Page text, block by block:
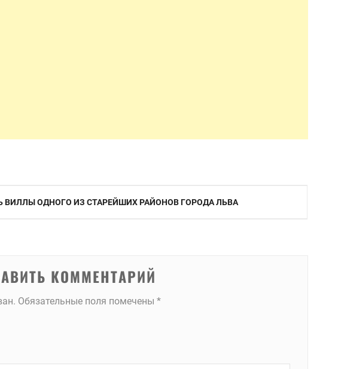
ВИЛЛЫ ОДНОГО ИЗ СТАРЕЙШИХ РАЙОНОВ ГОРОДА ЛЬВА
КОММЕНТАРИЙ
Обязательные поля помечены *